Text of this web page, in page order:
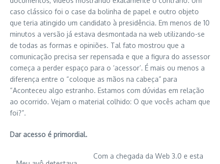
caso clássico foi o case da bolinha de papel e outro objeto
que teria atingido um candidato à presidência. Em menos de 10
minutos a versão já estava desmontada na web utilizando-se
de todas as formas e opiniões. Tal fato mostrou que a
comunicação precisa ser repensada e que a figura do assessor
começa a perder espaço para o ‘acessor’. É mais ou menos a
diferença entre o “coloque as mãos na cabeça” para
“Aconteceu algo estranho. Estamos com dúvidas em relação
ao ocorrido. Vejam o material colhido: O que vocês acham que
foi?”.
Dar acesso é primordial.
Com a chegada da Web 3.0 e esta